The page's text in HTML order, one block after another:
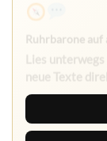
Lies
neue Texte